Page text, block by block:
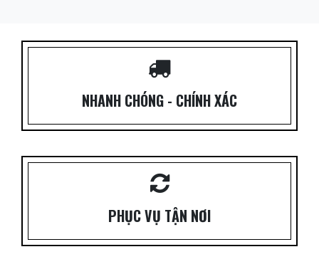
NHANH CHÓNG - CHÍNH XÁC
PHỤC VỤ TẬN NƠI